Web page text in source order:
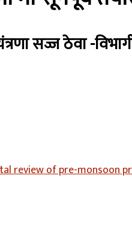
सज्ज ठेवा -